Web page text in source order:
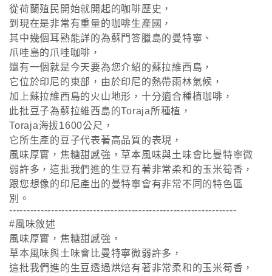
從荷蘭殖民開始就開起的咖啡歷史，
到現在是非常有重量的咖啡生產國，
其中幾個耳熟能詳的為蘇門答臘島的曼特寧、
爪哇島的爪哇咖啡，
還有一個就是今天要為您介紹的蘇拉維西島，
它位於印尼的東部，由於印尼的熱帶雨林氣候，
加上蘇拉維西島的火山地形，十分適合種植咖啡，
此批豆子為蘇拉維西島的Toraja所種植，
Toraja海拔1600公尺，
它所生產的豆子代表著高品質的表現，
風味厚實，焦糖甜感強，草本風味與土味會比曼特寧微
弱許多，這批我們進的生豆有著非常柔和的玉米筍香，
跟您想像的印尼產出的曼特寧會有非常不同的特色區
別。
-----------------------------------------------------------------
#風味敘述
風味厚實，焦糖甜感強，
草本風味與土味會比曼特寧微弱許多，
這批我們進的生豆透過烘焙有著非常柔和的玉米筍香，